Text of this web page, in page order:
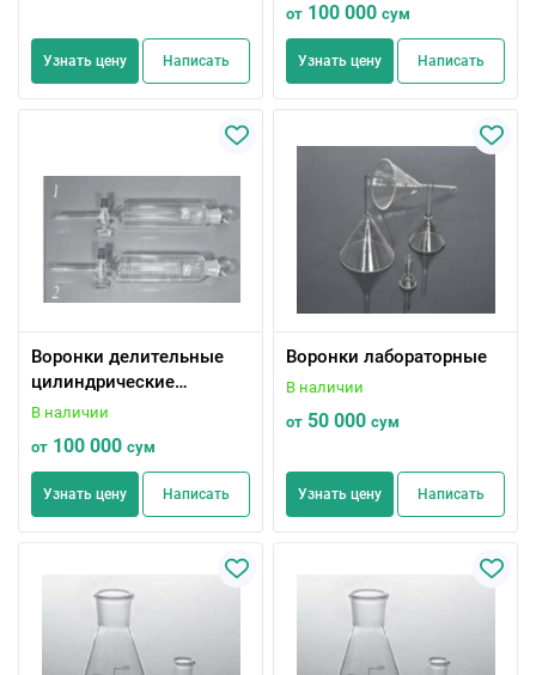
Узнать цену Написать
от 100 000 сум
Узнать цену Написать
Воронки делительные
цилиндрические
градуированные
В наличии
от 100 000 сум
Узнать цену Написать
Воронки лабораторные
В наличии
от 50 000 сум
Узнать цену Написать